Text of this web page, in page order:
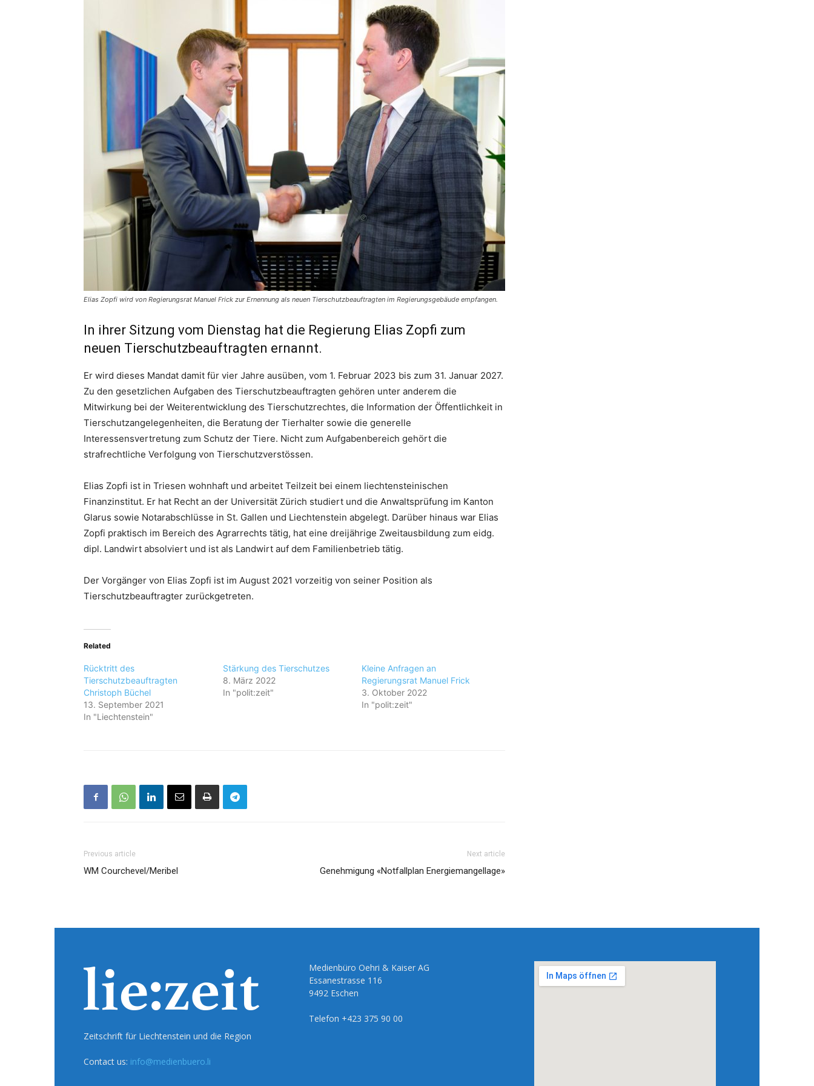
Elias Zopfi wird von Regierungsrat Manuel Frick zur Ernennung als neuen Tierschutzbeauftragten im Regierungsgebäude empfangen.
In ihrer Sitzung vom Dienstag hat die Regierung Elias Zopfi zum
neuen Tierschutzbeauftragten ernannt.
Er wird dieses Mandat damit für vier Jahre ausüben, vom 1. Februar 2023 bis zum 31. Januar 2027.
Zu den gesetzlichen Aufgaben des Tierschutzbeauftragten gehören unter anderem die
Mitwirkung bei der Weiterentwicklung des Tierschutzrechtes, die Information der Öffentlichkeit in
Tierschutzangelegenheiten, die Beratung der Tierhalter sowie die generelle
Interessensvertretung zum Schutz der Tiere. Nicht zum Aufgabenbereich gehört die
strafrechtliche Verfolgung von Tierschutzverstössen.
Elias Zopfi ist in Triesen wohnhaft und arbeitet Teilzeit bei einem liechtensteinischen
Finanzinstitut. Er hat Recht an der Universität Zürich studiert und die Anwaltsprüfung im Kanton
Glarus sowie Notarabschlüsse in St. Gallen und Liechtenstein abgelegt. Darüber hinaus war Elias
Zopfi praktisch im Bereich des Agrarrechts tätig, hat eine dreijährige Zweitausbildung zum eidg.
dipl. Landwirt absolviert und ist als Landwirt auf dem Familienbetrieb tätig.
Der Vorgänger von Elias Zopfi ist im August 2021 vorzeitig von seiner Position als
Tierschutzbeauftragter zurückgetreten.
Related
Rücktritt des
Tierschutzbeauftragten
Christoph Büchel
13. September 2021
In "Liechtenstein"
Stärkung des Tierschutzes
8. März 2022
In "polit:zeit"
Kleine Anfragen an
Regierungsrat Manuel Frick
3. Oktober 2022
In "polit:zeit"
Previous article
WM Courchevel/Meribel
Next article
Genehmigung «Notfallplan Energiemangellage»
Zeitschrift für Liechtenstein und die Region
Contact us: info@medienbuero.li
Medienbüro Oehri & Kaiser AG
Essanestrasse 116
9492 Eschen
Telefon +423 375 90 00